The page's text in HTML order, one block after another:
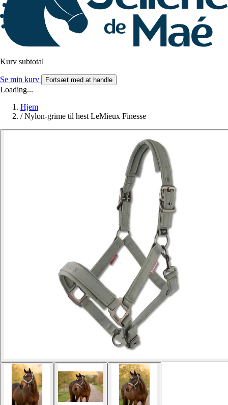
Kurv subtotal
Se min kurv Fortsæt med at handle
Loading...
Hjem
/ Nylon-grime til hest LeMieux Finesse